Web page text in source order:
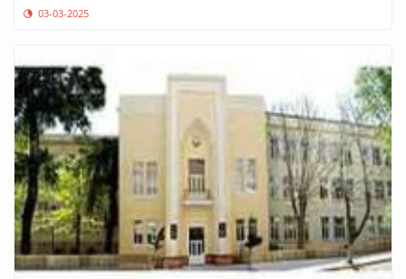
03-03-2025